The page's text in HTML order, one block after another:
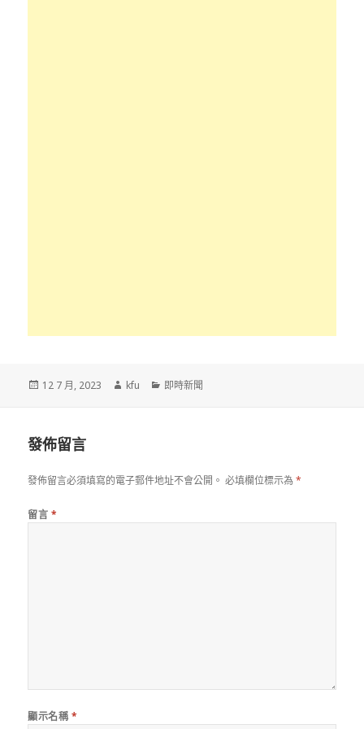
發
12 7 月, 2023
作
kfu
分
即時新聞
發佈留言
發佈留言必須填寫的電子郵件地址不會公開。 必填欄位標示為*
留言 *
顯示名稱 *